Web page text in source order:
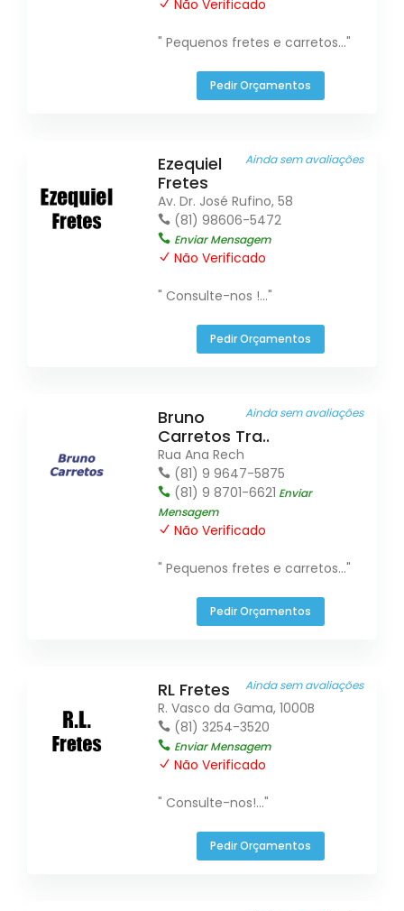
Não Verificado
" Pequenos fretes e carretos..."
Pedir Orçamentos
Ainda sem avaliações
Ezequiel
Fretes
Av. Dr. José Rufino, 58
(81) 98606-5472
Enviar Mensagem
Não Verificado
" Consulte-nos !..."
Pedir Orçamentos
Ainda sem avaliações
Bruno
Carretos Tra..
Rua Ana Rech
(81) 9 9647-5875
(81) 9 8701-6621 Enviar
Mensagem
Não Verificado
" Pequenos fretes e carretos..."
Pedir Orçamentos
Ainda sem avaliações
RL Fretes
R. Vasco da Gama, 1000B
(81) 3254-3520
Enviar Mensagem
Não Verificado
" Consulte-nos!..."
Pedir Orçamentos